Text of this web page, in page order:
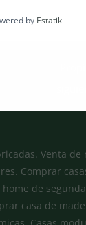
by Estatik
Venta de
Comprar
de
casa de